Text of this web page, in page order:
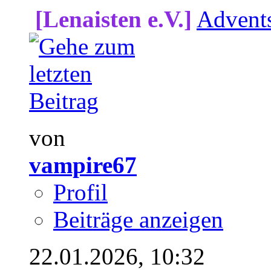
[Lenaisten e.V.]
von
vampire67
Profil
Beiträge anzeigen
22.01.2026, 10:32